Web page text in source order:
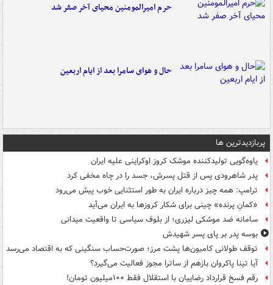
حرم امیرالمومنین محیای آخر صفر شد
حال و هوای سامرا بعد از ایام اربعین
پربازدیدترین ها
یاوه‌گویی تولیدکننده موشک کروز اوکراینی علیه ایران
پدر شاهرودی پس از قتل پسرش، جسد را در چاه مخفی کرد
ترامپ: همه چیز درباره ایران به طور استثنایی خوب پیش می‌رود
«کمانِ پرنده» چینی برای شکار کروزها به ایران می‌آید
سامانه ضد موشکی لیزری؛ از بلوف سیاسی تا واقعیت میدانی
بوسه‌ پدر بر پای پسر شهیدش
توقف طولانی کامیون‌ها پشت مرز؛ صورت‌حساب سنگینی که به اقتصاد می‌رسد
آیا تینا پاکروان بازهم از ساترا مجوز فعالیت می‌گیرد؟
رقم فسخ قرارداد رضاییان با استقلال فقط ۱۰۰میلیون تومان!